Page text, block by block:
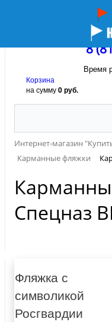
8
Время
Корзина
на сумму0 руб.
Интернет-магазин
Карманные фляжки
Спецназ
Фляжка с
символикой
Росгвардии